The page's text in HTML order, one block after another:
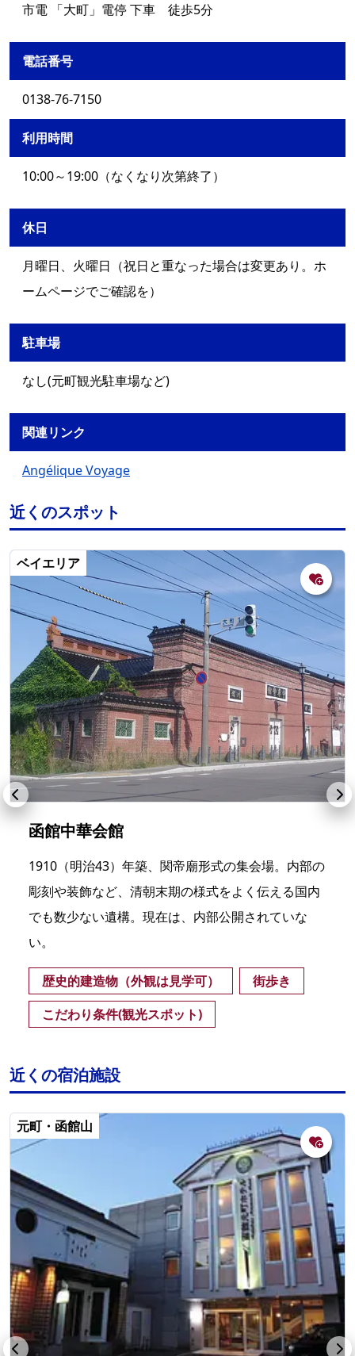
市電 「大町」電停 下車 徒歩5分
電話番号
0138-76-7150
利用時間
10:00～19:00（なくなり次第終了）
休日
月曜日、火曜日（祝日と重なった場合は変更あり。ホ
ームページでご確認を）
駐車場
なし(元町観光駐車場など)
関連リンク
Angélique Voyage
近くのスポット
ベイエリア
函館中華会館
1910（明治43）年築、関帝廟形式の集会場。内部の
彫刻や装飾など、清朝末期の様式をよく伝える国内
でも数少ない遺構。現在は、内部公開されていな
い。
歴史的建造物（外観は見学可）
街歩き
こだわり条件(観光スポット)
近くの宿泊施設
元町・函館山